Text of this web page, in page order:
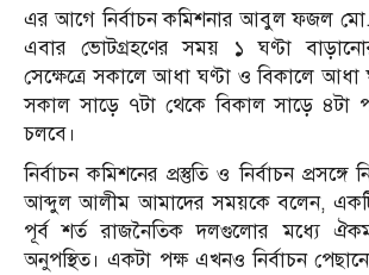
এর আগে নির্বাচন কমিশনার আবুল ফজল মো.
এবার ভোটগ্রহণের সময় ১ ঘণ্টা বাড়ানোর
সেক্ষেত্রে সকালে আধা ঘণ্টা ও বিকালে আধা
সকাল সাড়ে ৭টা থেকে বিকাল সাড়ে ৪টা
চলবে।
নির্বাচন কমিশনের প্রস্তুতি ও নির্বাচন প্রসঙ্গে
আব্দুল আলীম আমাদের সময়কে বলেন, একটি
পূর্ব শর্ত রাজনৈতিক দলগুলোর মধ্যে
অনুপস্থিত। একটা পক্ষ এখনও নির্বাচন